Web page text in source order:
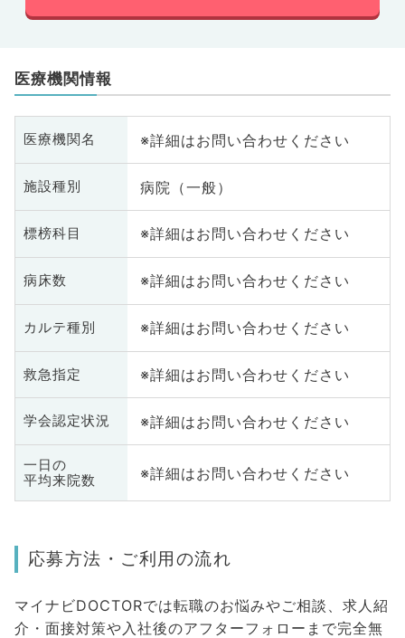
医療機関情報
医療機関名 ※詳細はお問い合わせください
施設種別 病院（一般）
標榜科目 ※詳細はお問い合わせください
病床数 ※詳細はお問い合わせください
カルテ種別 ※詳細はお問い合わせください
救急指定 ※詳細はお問い合わせください
学会認定状況 ※詳細はお問い合わせください
一日の
平均来院数
※詳細はお問い合わせください
応募方法・ご利用の流れ
マイナビDOCTORでは転職のお悩みやご相談、求人紹
介・面接対策や入社後のアフターフォローまで完全無